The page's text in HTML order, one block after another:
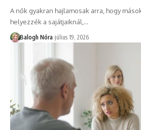
A nők gyakran hajlamosak arra, hogy
helyezzék a sajátjaiknál, …
Balogh Nóra július 19, 2026